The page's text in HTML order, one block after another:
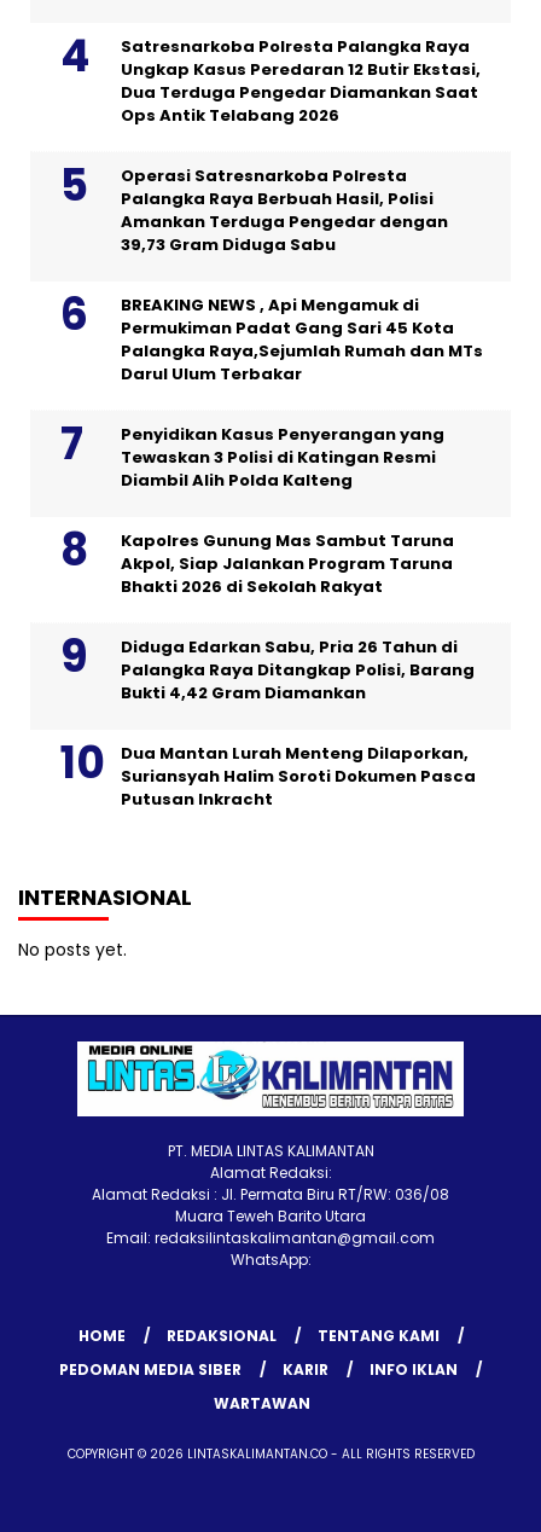
Satresnarkoba Polresta Palangka Raya
Ungkap Kasus Peredaran 12 Butir Ekstasi,
Dua Terduga Pengedar Diamankan Saat
Ops Antik Telabang 2026
Operasi Satresnarkoba Polresta
Palangka Raya Berbuah Hasil, Polisi
Amankan Terduga Pengedar dengan
39,73 Gram Diduga Sabu
BREAKING NEWS , Api Mengamuk di
Permukiman Padat Gang Sari 45 Kota
Palangka Raya,Sejumlah Rumah dan MTs
Darul Ulum Terbakar
Penyidikan Kasus Penyerangan yang
Tewaskan 3 Polisi di Katingan Resmi
Diambil Alih Polda Kalteng
Kapolres Gunung Mas Sambut Taruna
Akpol, Siap Jalankan Program Taruna
Bhakti 2026 di Sekolah Rakyat
Diduga Edarkan Sabu, Pria 26 Tahun di
Palangka Raya Ditangkap Polisi, Barang
Bukti 4,42 Gram Diamankan
Dua Mantan Lurah Menteng Dilaporkan,
Suriansyah Halim Soroti Dokumen Pasca
Putusan Inkracht
INTERNASIONAL
No posts yet.
PT. MEDIA LINTAS KALIMANTAN
Alamat Redaksi:
Alamat Redaksi : Jl. Permata Biru RT/RW: 036/08
Muara Teweh Barito Utara
Email: redaksilintaskalimantan@gmail.com
WhatsApp:
HOME REDAKSIONAL
TENTANG KAMI
PEDOMAN MEDIA SIBER
KARIR
INFO IKLAN
WARTAWAN
COPYRIGHT © 2026 LINTASKALIMANTAN.CO - ALL RIGHTS RESERVED